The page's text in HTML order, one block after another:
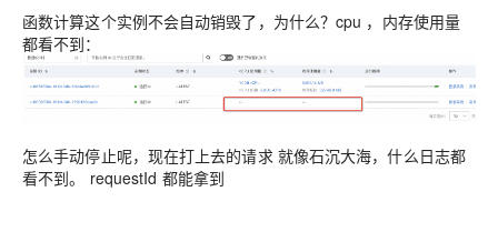
函数计算这个实例不会自动销毁了，为什么？cpu ，内存使用量
都看不到：
怎么手动停止呢，现在打上去的请求 就像石沉大海，什么日志都
看不到。 requestId 都能拿到